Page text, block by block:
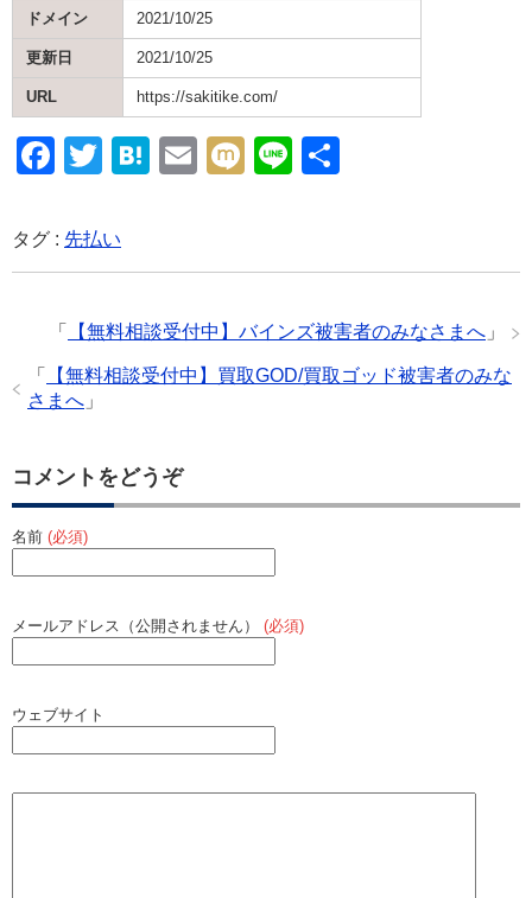
ドメイン 2021/10/25
更新日 2021/10/25
URL https://sakitike.com/
F
c
e
o
o
k
T
tt
er
H
n
E
M Li
タグ : 先払い
「 【無料相談受付中】バインズ被害者のみなさまへ 」
「
【無料相談受付中】買取GOD/買取ゴッド被害者のみな
さまへ 」
コメントをどうぞ
名前 (必須)
メールアドレス（公開されません） (必須)
ウェブサイト